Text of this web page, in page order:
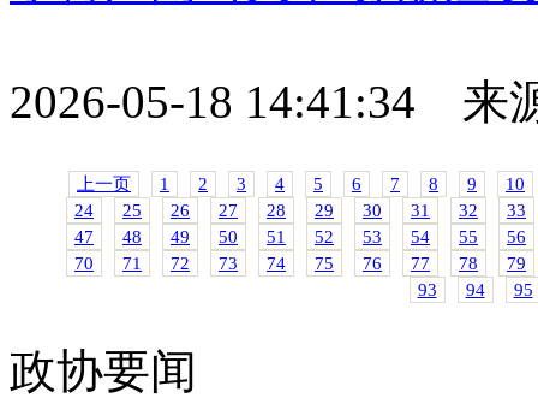
2026-05-18 14:41:34 来
上一页 1 2 3 4 5 6 7 8 9
10
24
25 26 27 28 29 30 31 32
33
47
48 49 50 51 52 53 54 55
56
70
71 72 73 74 75 76 77 78
79
93
94 95
政协要闻